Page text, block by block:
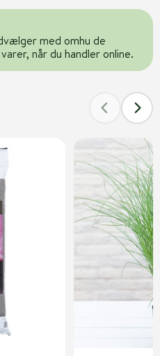
med omhu de
når du handler online.